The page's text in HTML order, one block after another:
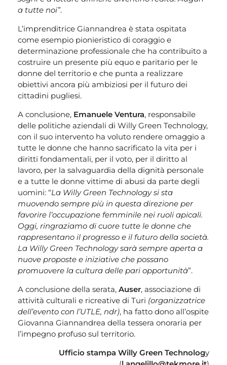
a tutte noi”.
L’imprenditrice Giannandrea è stata ospitata
come esempio pionieristico di coraggio e
determinazione professionale che ha contribuito a
costruire un presente più equo e paritario per le
donne del territorio e che punta a realizzare
obiettivi ancora più ambiziosi per il futuro dei
cittadini pugliesi.
A conclusione, Emanuele Ventura, responsabile
delle politiche aziendali di Willy Green Technology,
con il suo intervento ha voluto rendere omaggio a
tutte le donne che hanno sacrificato la vita per i
diritti fondamentali, per il voto, per il diritto al
lavoro, per la salvaguardia della dignità personale
e a tutte le donne vittime di abusi da parte degli
uomini: “La Willy Green Technology si sta
muovendo sempre più in questa direzione per
favorire l’occupazione femminile nei ruoli apicali.
Oggi, ringraziamo di cuore tutte le donne che
rappresentano il progresso e il futuro della società.
La Willy Green Technology sarà sempre aperta a
nuove proposte e iniziative che possano
promuovere la cultura delle pari opportunità”.
A conclusione della serata, Auser, associazione di
attività culturali e ricreative di Turi (organizzatrice
dell’evento con l’UTLE, ndr), ha fatto dono all’ospite
Giovanna Giannandrea della tessera onoraria per
l’impegno profuso sul territorio.
Ufficio stampa Willy Green Technology